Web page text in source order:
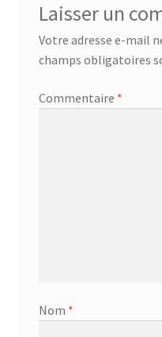
Laisser un
Votre adresse e-mail
champs obligatoires
Commentaire *
Nom *